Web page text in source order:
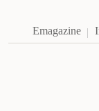
Emagazine